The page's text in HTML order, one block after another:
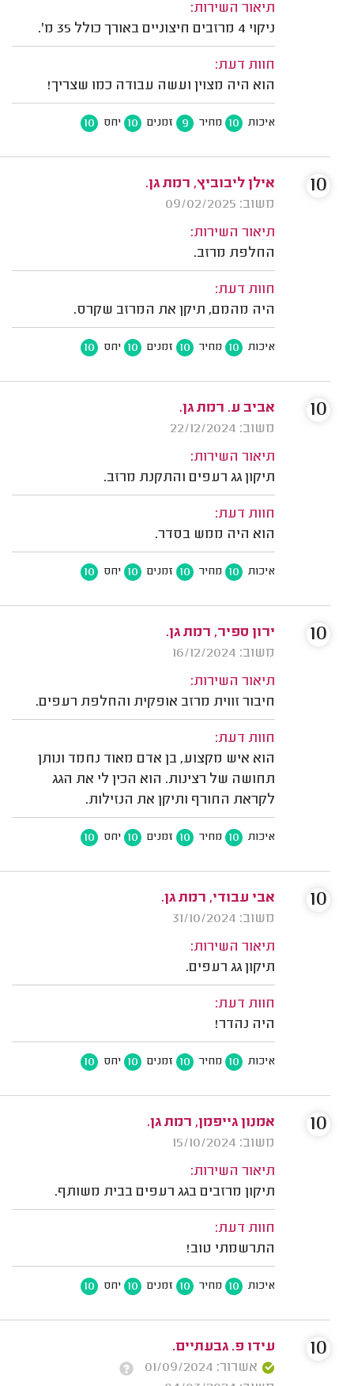
תיאור השירות:
ניקוי 4 מרזבים חיצוניים באורך כולל 35 מ'.
חוות דעת:
הוא היה מצוין ועשה עבודה כמו שצריך!
איכות 10 מחיר 9 זמנים 10 יחס 10
אילן ליבוביץ, רמת גן.
משוב: 09/02/2025
תיאור השירות:
החלפת מרזב.
חוות דעת:
היה מהמם, תיקן את המרזב שקרס.
איכות 10 מחיר 10 זמנים 10 יחס 10
10
אביב ע. רמת גן.
משוב: 22/12/2024
תיאור השירות:
תיקון גג רעפים והתקנת מרזב.
חוות דעת:
הוא היה ממש בסדר.
איכות 10 מחיר 10 זמנים 10 יחס 10
10
ירון ספיר, רמת גן.
משוב: 16/12/2024
תיאור השירות:
חיבור זווית מרזב אופקית והחלפת רעפים.
חוות דעת:
הוא איש מקצוע, בן אדם מאוד נחמד ונותן
תחושה של רצינות. הוא הכין לי את הגג
לקראת החורף ותיקן את הנזילות.
איכות 10 מחיר 10 זמנים 10 יחס 10
10
אבי עבודי, רמת גן.
משוב: 31/10/2024
תיאור השירות:
תיקון גג רעפים.
חוות דעת:
היה נהדר!
איכות 10 מחיר 10 זמנים 10 יחס 10
10
אמנון גייפמן, רמת גן.
משוב: 15/10/2024
תיאור השירות:
תיקון מרזבים בגג רעפים בבית משותף.
חוות דעת:
התרשמתי טוב!
איכות 10 מחיר 10 זמנים 10 יחס 10
10
עידו פ. גבעתיים.
אשרור: 01/09/2024
10